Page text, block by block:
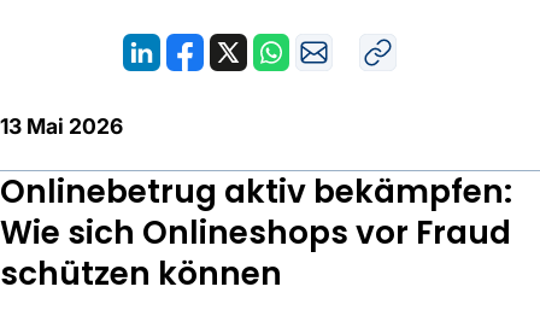
13 Mai 2026
Onlinebetrug aktiv bekämpfen:
Wie sich Onlineshops vor Fraud
schützen können